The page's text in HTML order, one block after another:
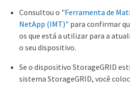
Consultou o "Ferramenta de
NetApp (IMT)" para confirmar
os que está a utilizar para a
o seu dispositivo.
Se o dispositivo StorageGRID
sistema StorageGRID, você